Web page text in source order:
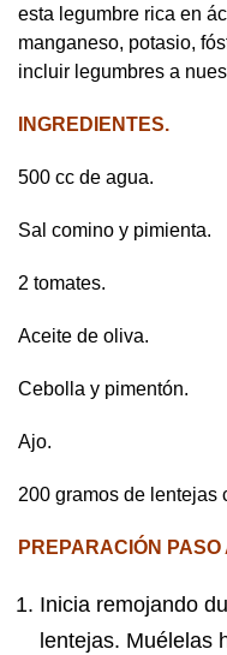
esta legumbre rica en
manganeso, potasio,
incluir legumbres a
INGREDIENTES.
500 cc de agua.
Sal comino y pimienta.
2 tomates.
Aceite de oliva.
Cebolla y pimentón.
Ajo.
200 gramos de lentejas
PREPARACIÓN PASO
Inicia remojando
lentejas. Muélelas